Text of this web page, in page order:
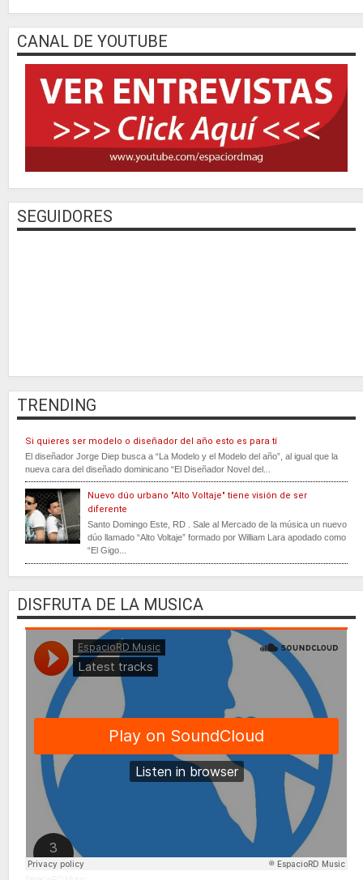
CANAL DE YOUTUBE
SEGUIDORES
TRENDING
Si quieres ser modelo o diseñador del año esto es para tí
El diseñador Jorge Diep busca a “La Modelo y el Modelo del año”, al igual que la
nueva cara del diseñado dominicano “El Diseñador Novel del...
Nuevo dúo urbano "Alto Voltaje" tiene visión de ser
diferente
Santo Domingo Este, RD . Sale al Mercado de la música un nuevo
dúo llamado “Alto Voltaje” formado por William Lara apodado como
“El Gigo...
DISFRUTA DE LA MUSICA